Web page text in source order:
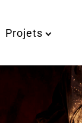
Projets